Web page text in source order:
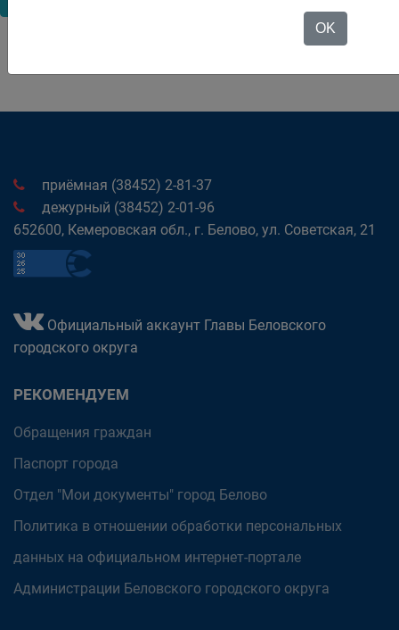
приёмная (38452) 2-81-37
дежурный (38452) 2-01-96
652600, Кемеровская обл., г. Белово, ул. Советская, 21
Официальный аккаунт Главы Беловского
городского округа
РЕКОМЕНДУЕМ
Обращения граждан
Паспорт города
Отдел "Мои документы" город Белово
Политика в отношении обработки персональных
данных на официальном интернет-портале
Администрации Беловского городского округа
OK